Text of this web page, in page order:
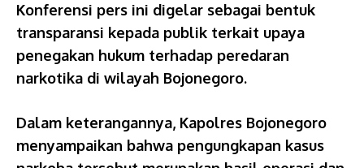
Konferensi pers ini digelar sebagai bentuk
transparansi kepada publik terkait upaya
penegakan hukum terhadap peredaran
narkotika di wilayah Bojonegoro.
Dalam keterangannya, Kapolres Bojonegoro
menyampaikan bahwa pengungkapan kasus